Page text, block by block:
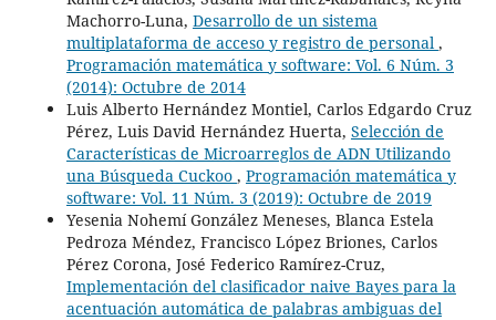
Machorro-Luna, Desarrollo de un sistema
multiplataforma de acceso y registro de personal ,
Programación matemática y software: Vol. 6 Núm. 3
(2014): Octubre de 2014
Luis Alberto Hernández Montiel, Carlos Edgardo Cruz
Pérez, Luis David Hernández Huerta, Selección de
Características de Microarreglos de ADN Utilizando
una Búsqueda Cuckoo , Programación matemática y
software: Vol. 11 Núm. 3 (2019): Octubre de 2019
Yesenia Nohemí González Meneses, Blanca Estela
Pedroza Méndez, Francisco López Briones, Carlos
Pérez Corona, José Federico Ramírez-Cruz,
Implementación del clasificador naive Bayes para la
acentuación automática de palabras ambiguas del